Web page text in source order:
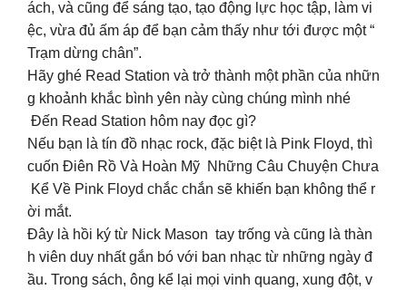
ách, và cũng để sáng tạo, tạo động lực học tập, làm vi
ệc, vừa đủ ấm áp để bạn cảm thấy như tới được một “
Trạm dừng chân”.
Hãy ghé Read Station và trở thành một phần của nhữn
g khoảnh khắc bình yên này cùng chúng mình nhé
Đến Read Station hôm nay đọc gì?
Nếu bạn là tín đồ nhạc rock, đặc biệt là Pink Floyd, thì
cuốn Điên Rồ Và Hoàn Mỹ Những Câu Chuyện Chưa
Kể Về Pink Floyd chắc chắn sẽ khiến bạn không thể r
ời mắt.
Đây là hồi ký từ Nick Mason tay trống và cũng là thàn
h viên duy nhất gắn bó với ban nhạc từ những ngày đ
ầu. Trong sách, ông kể lại mọi vinh quang, xung đột, v